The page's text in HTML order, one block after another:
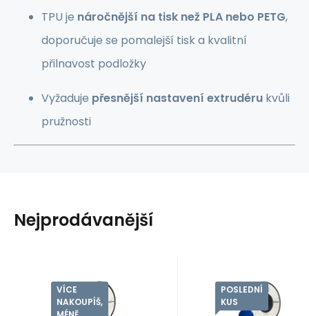
TPU je náročnější na tisk než PLA nebo PETG,
doporučuje se pomalejší tisk a kvalitní
přilnavost podložky
Vyžaduje přesnější nastavení extrudéru kvůli
pružnosti
Nejprodávanější
VÍCE
NAKOUPÍŠ,
Professional
Kód:FILIMPTPU0686
Kód dod.:
5903707920686
EAN:5903707920686
Záruka 2 roky
235Kč
Skladem >5
POSLEDNÍ
KUS
Professional
Kód:FILIMPTPU0723
Kód dod.:
5903707920723
EAN:5903707920723
Záruka 2 roky
Kč
Skladem 1 ks